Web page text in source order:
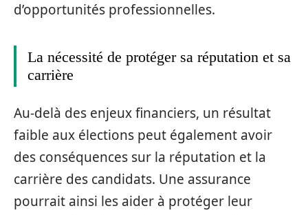
d’opportunités professionnelles.
La nécessité de protéger sa réputation et sa
carrière
Au-delà des enjeux financiers, un résultat
faible aux élections peut également avoir
des conséquences sur la réputation et la
carrière des candidats. Une assurance
pourrait ainsi les aider à protéger leur